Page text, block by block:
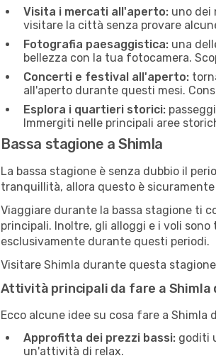
Visita i mercati all'aperto: uno dei
visitare la città senza provare
Fotografia paesaggistica: una
bellezza con la tua fotocamera.
Concerti e festival all'aperto:
all'aperto durante questi mesi.
Esplora i quartieri storici:
Immergiti nelle principali aree
Bassa stagione a Shimla
La bassa stagione è senza dubbio il
tranquillità, allora questo è
Viaggiare durante la bassa stagione ti
principali. Inoltre, gli alloggi e i voli
esclusivamente durante questi periodi.
Visitare Shimla durante questa
Attività principali da fare a Shimla
Ecco alcune idee su cosa fare a Shimla
Approfitta dei prezzi bassi: goditi
un'attività di relax.